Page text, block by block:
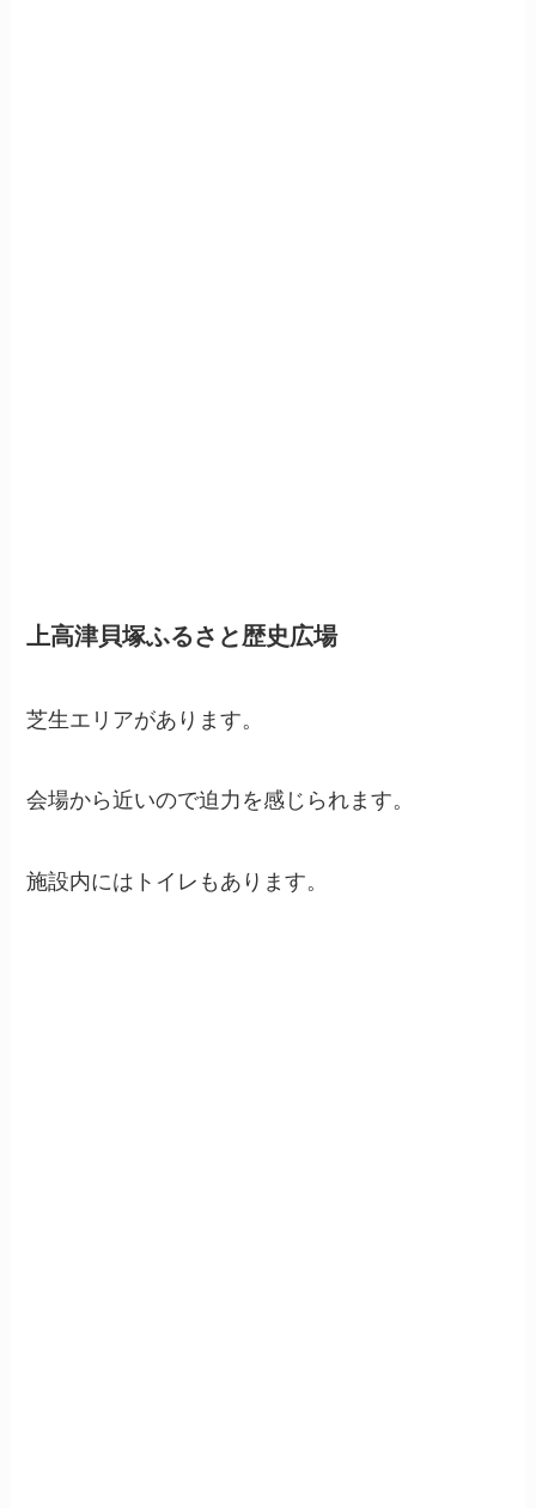
上高津貝塚ふるさと歴史広場
芝生エリアがあります。
会場から近いので迫力を感じられます。
施設内にはトイレもあります。